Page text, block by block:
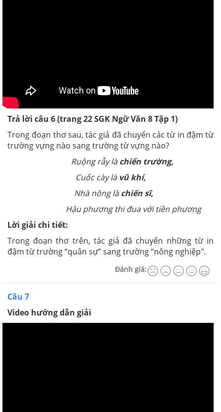
Trả lời câu 6 (trang 22SGK Ngữ Văn 8 Tập 1)
Trong đoạn thơ sau, tác giả đã chuyển các từ in đậm từ
trường vựng nào sang trường từ vựng nào?
Ruộng rẫy làchiến trường,
Cuốc cày là vũ khí,
Nhà nông làchiến sĩ,
Hậu phương thi đua với tiền phương
Lời giải chi tiết:
Trong đoạn thơ trên, tác giả đã chuyển những từ in
đậm từ trường “quân sự” sang trường “nông nghiệp".
Đánh giá:
Câu 7
Video hướng dẫn giải